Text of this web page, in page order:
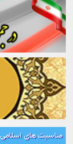
مناسبت های اسلامی